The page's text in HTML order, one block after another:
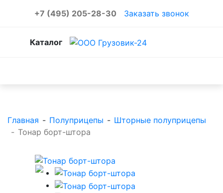
+7 (495) 205-28-30 Заказать звонок
Каталог
Главная - Полуприцепы - Шторные полуприцепы
- Тонар борт-штора